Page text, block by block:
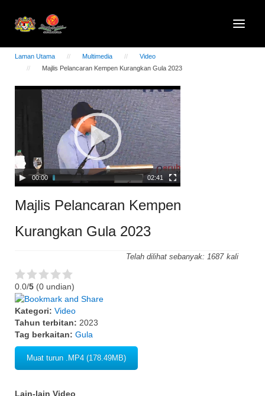
Laman Utama Multimedia
Video
Majlis Pelancaran Kempen Kurangkan Gula 2023
Video
00:00 02:41
Majlis Pelancaran Kempen
Kurangkan Gula 2023
Telah dilihat sebanyak: 1687
0.0/5 (0 undian)
Kategori: Video
Tahun terbitan: 2023
Tag berkaitan: Gula
Muat turun .MP4 (178.49MB)
Lain-lain Video